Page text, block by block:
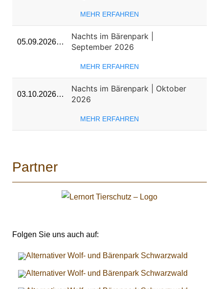
MEHR ERFAHREN
05.09.2026…
Nachts im Bärenpark |
September 2026
MEHR ERFAHREN
03.10.2026…
Nachts im Bärenpark | Oktober
2026
MEHR ERFAHREN
Partner
Folgen Sie uns auch auf: